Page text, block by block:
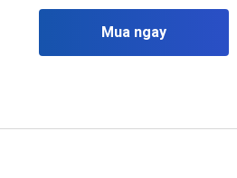
Mua ngay